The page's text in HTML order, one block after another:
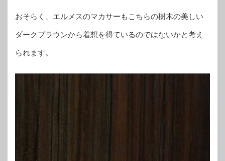
おそらく、エルメスのマカサーもこちらの樹木の美しい
ダークブラウンから着想を得ているのではないかと考え
られます。